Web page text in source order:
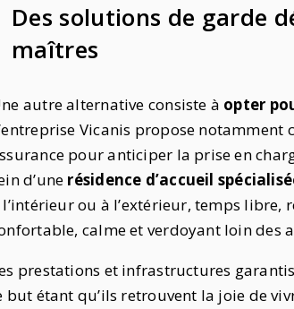
Des solutions de garde
maîtres
autre alternative consiste à opter
Vicanis propose notamment
pour anticiper la prise en
d’une résidence d’accueil
l’intérieur ou à l’extérieur, temps
calme et verdoyant loin des
prestations et infrastructures
but étant qu’ils retrouvent la joie de